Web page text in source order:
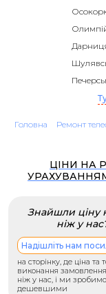
Головна Ремонт
ЦІНИ НА
Знайшли ціну
ніж у
Надішліть нам
на сторінку, де ціна та
виконання
ніж у нас, і ми зробимо
дешевшими